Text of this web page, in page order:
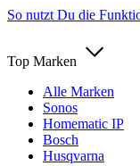
So nutzt Du die
Top Marken
Alle Marken
Sonos
Homematic IP
Bosch
Husqvarna